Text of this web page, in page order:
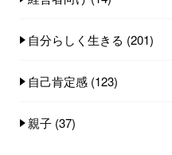
自分らしく生きる (201)
自己肯定感 (123)
親子 (37)